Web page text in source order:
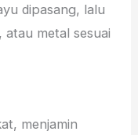
dipasang, lalu
metal sesuai
menjamin